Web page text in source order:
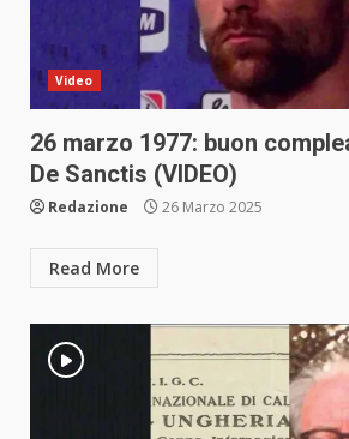
Video
26 marzo 1977: buon
De Sanctis (VIDEO)
Redazione 26 Marzo 2025
Read More